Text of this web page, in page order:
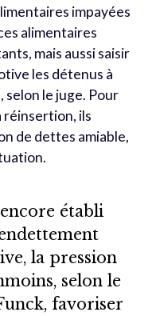
impayées
alimentaires
mais aussi saisir
les détenus à
le juge. Pour
réinsertion, ils
de dettes amiable,
établi
la pression
selon le
favoriser